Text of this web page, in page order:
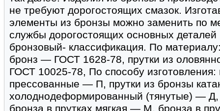
не требуют дорогостоящих смазок.
элементы из бронзы можно заменить по
службы дорогостоящих основных
бронзовый- классификация. По
бронз — ГОСТ 1628-78, прутки из
ГОСТ 10025-78, По способу изготовления:
прессованные — П, прутки из бронзы
холоднодеформированный (тянутые) —